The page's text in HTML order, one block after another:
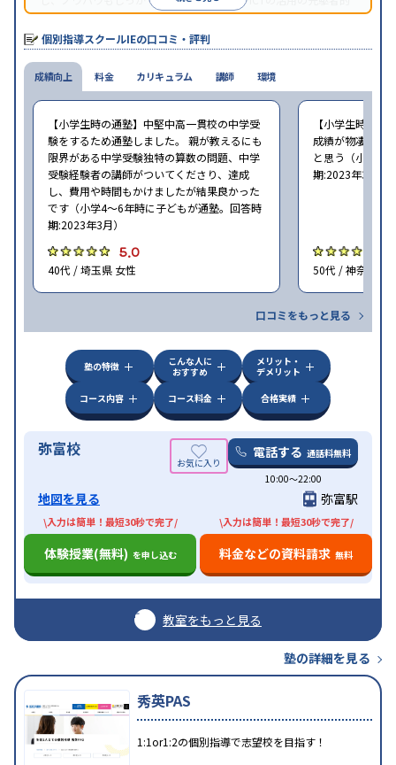
な個別指導塾です。
個別指導スクールIEの口コミ・評判
成績向上
【小学生時の通塾】中堅中高一貫校の中学受
験をするため通塾しました。 親が教えるにも
限界がある中学受験独特の算数の問題、中学
受験経験者の講師がついてくださり、達成
し、費用や時間もかけましたが結果良かった
です（小学4〜6年時に子どもが通塾。回答時
期:2023年3月）
5.0
40代 / 埼玉県 女性
【小学生時の通
成績が物凄く悪
と思う（小学6
期:2023年3月）
50代 / 神奈川県
口コミをもっと見る
料金 カリキュラム 講師 環境
塾の特徴
こんな人に
おすすめ
メリット・
デメリット
コース内容
コース料金 合格実績
弥富校 電話する 通話料無料
10:00〜22:00
地図を見る 弥富駅
\入力は簡単！最短30秒で完了/
体験授業(無料) を申し込む
\入力は簡単！最短30秒で完了/
料金などの資料請求 無料
教室をもっと見る
塾の詳細を見る
秀英PAS
1:1or1:2の個別指導で志望校を目指す！